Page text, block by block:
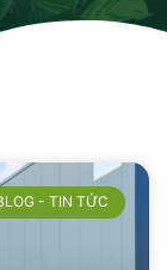
- TIN TỨC